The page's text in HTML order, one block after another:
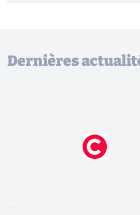
Dernières